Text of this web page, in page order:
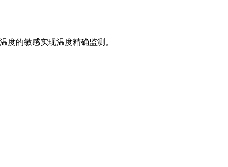
度的敏感实现温度精确监测。